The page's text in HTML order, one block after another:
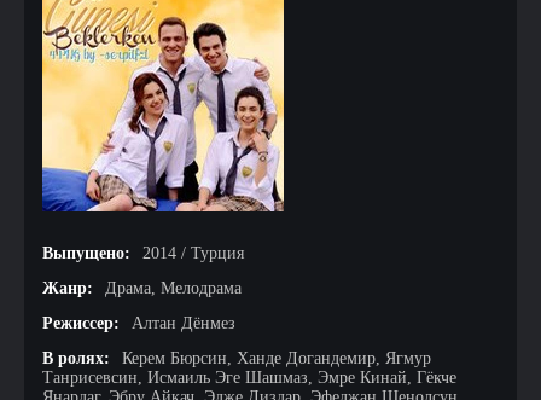
Выпущено:
2014 / Турция
Жанр:
Драма, Мелодрама
Режиссер:
Алтан Дёнмез
В ролях:
Керем Бюрсин, Ханде Догандемир, Ягмур
Танрисевсин, Исмаиль Эге Шашмаз, Эмре Кинай, Гёкче